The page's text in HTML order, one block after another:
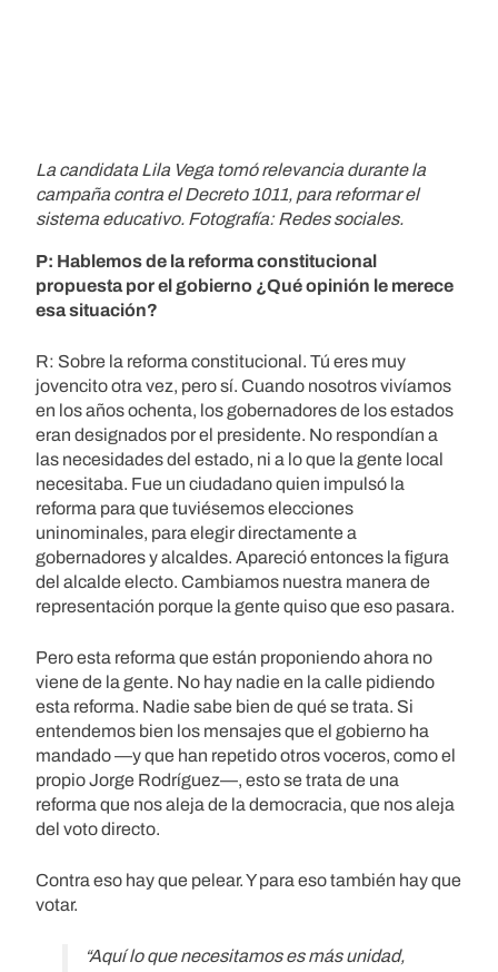
La candidata Lila Vega tomó relevancia durante la
campaña contra el Decreto 1011, para reformar el
sistema educativo. Fotografía: Redes sociales.
P: Hablemos de la reforma constitucional
propuesta por el gobierno ¿Qué opinión le merece
esa situación?
R: Sobre la reforma constitucional. Tú eres muy
jovencito otra vez, pero sí. Cuando nosotros vivíamos
en los años ochenta, los gobernadores de los estados
eran designados por el presidente. No respondían a
las necesidades del estado, ni a lo que la gente local
necesitaba. Fue un ciudadano quien impulsó la
reforma para que tuviésemos elecciones
uninominales, para elegir directamente a
gobernadores y alcaldes. Apareció entonces la figura
del alcalde electo. Cambiamos nuestra manera de
representación porque la gente quiso que eso pasara.
Pero esta reforma que están proponiendo ahora no
viene de la gente. No hay nadie en la calle pidiendo
esta reforma. Nadie sabe bien de qué se trata. Si
entendemos bien los mensajes que el gobierno ha
mandado —y que han repetido otros voceros, como el
propio Jorge Rodríguez—, esto se trata de una
reforma que nos aleja de la democracia, que nos aleja
del voto directo.
Contra eso hay que pelear. Y para eso también hay que
votar.
“Aquí lo que necesitamos es más unidad,